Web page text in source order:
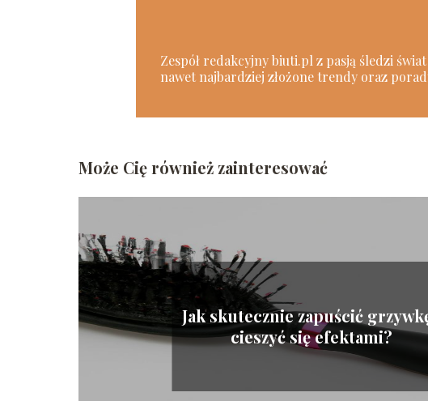
Zespół redakcyjny biuti.pl z pasją śledzi
nawet najbardziej złożone trendy oraz
Może Cię również zainteresować
Jak skutecznie zapuścić
cieszyć się efektami?